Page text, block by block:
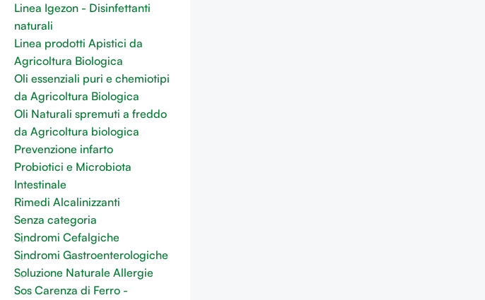
Linea Igezon - Disinfettanti
naturali
Linea prodotti Apistici da
Agricoltura Biologica
Oli essenziali puri e chemiotipi
da Agricoltura Biologica
Oli Naturali spremuti a freddo
da Agricoltura biologica
Prevenzione infarto
Probiotici e Microbiota
Intestinale
Rimedi Alcalinizzanti
Senza categoria
Sindromi Cefalgiche
Sindromi Gastroenterologiche
Soluzione Naturale Allergie
Sos Carenza di Ferro -